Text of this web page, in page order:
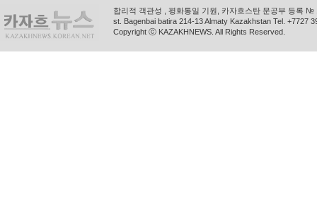
합리적 객관성 , 평화통일 기원, 카자흐스탄 문공부 등록
st. Bagenbai batira 214-13 Almaty Kazakhstan Tel. +7727
Copyright ⓒ KAZAKHNEWS. All Rights Reserved.